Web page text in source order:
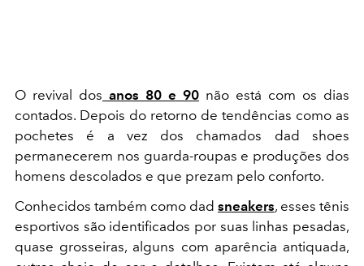
O revival dos anos 80 e 90 não está com os dias
contados. Depois do retorno de tendências como as
pochetes é a vez dos chamados dad shoes
permanecerem nos guarda-roupas e produções dos
homens descolados e que prezam pelo conforto.
Conhecidos também como dad sneakers, esses tênis
esportivos são identificados por suas linhas pesadas,
quase grosseiras, alguns com aparência antiquada,